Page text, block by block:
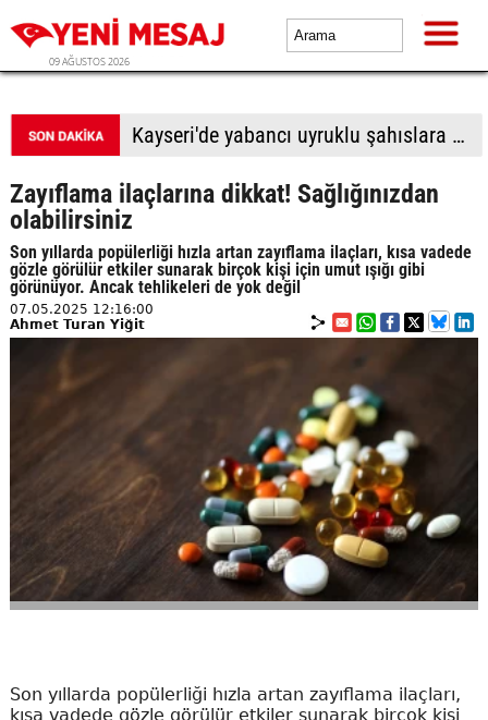
09 AĞUSTOS 2026
BTP Antalya İl Başkanlığından yoğun mesai: İl binasında ve Manavgat'ta üye buluşmaları
Zayıflama ilaçlarına dikkat! Sağlığınızdan
olabilirsiniz
Son yıllarda popülerliği hızla artan zayıflama ilaçları, kısa vadede
gözle görülür etkiler sunarak birçok kişi için umut ışığı gibi
görünüyor. Ancak tehlikeleri de yok değil
07.05.2025 12:16:00
Ahmet Turan Yiğit
Son yıllarda popülerliği hızla artan zayıflama ilaçları,
kısa vadede gözle görülür etkiler sunarak birçok kişi